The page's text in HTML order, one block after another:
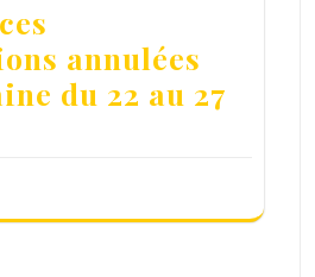
annulées
du 22 au 27